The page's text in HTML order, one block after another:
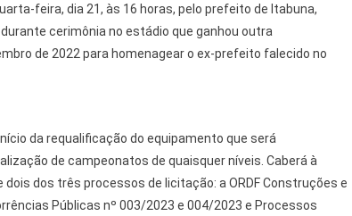
feira, dia 21, às 16 horas, pelo prefeito de Itabuna,
cerimônia no estádio que ganhou outra
de 2022 para homenagear o ex-prefeito falecido no
da requalificação do equipamento que será
de campeonatos de quaisquer níveis. Caberá à
dois dos três processos de licitação: a ORDF Construções e
Públicas nº 003/2023 e 004/2023 e Processos